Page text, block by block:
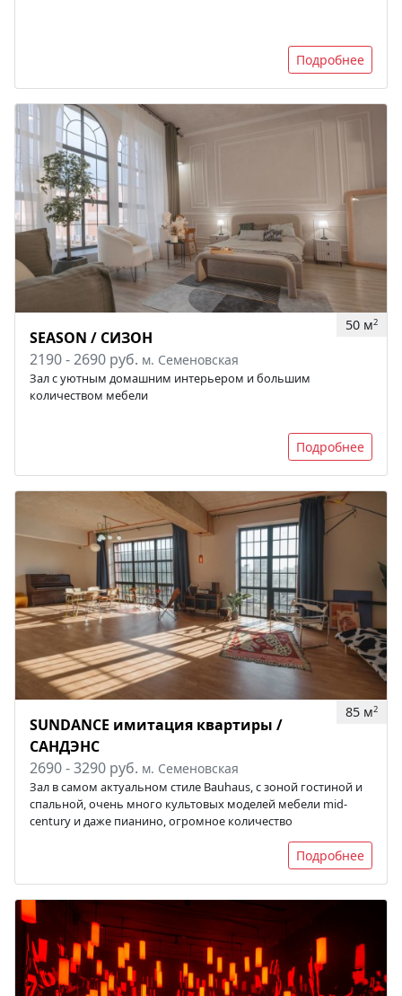
Подробнее
50 м2
SEASON / СИЗОН
2190 - 2690 руб. м. Семеновская
Зал с уютным домашним интерьером и большим
количеством мебели
Подробнее
85 м2
SUNDANCE имитация квартиры /
САНДЭНС
2690 - 3290 руб. м. Семеновская
Зал в самом актуальном стиле Bauhaus, с зоной гостиной и
спальной, очень много культовых моделей мебели mid-
century и даже пианино, огромное количество
Подробнее